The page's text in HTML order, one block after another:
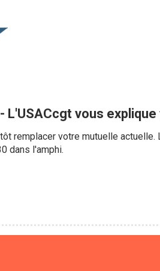
L'USACcgt vous
remplacer votre mutuelle
dans l'amphi.